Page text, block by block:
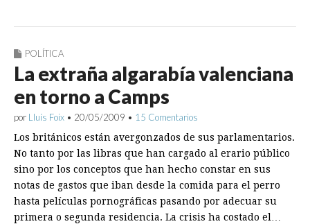
POLÍTICA
La extraña algarabía valenciana
en torno a Camps
por Lluís Foix • 20/05/2009 • 15 Comentarios
Los británicos están avergonzados de sus parlamentarios.
No tanto por las libras que han cargado al erario público
sino por los conceptos que han hecho constar en sus
notas de gastos que iban desde la comida para el perro
hasta películas pornográficas pasando por adecuar su
primera o segunda residencia. La crisis ha costado el…